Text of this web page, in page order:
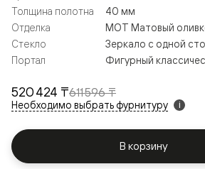
520 424 ₸611 596 ₸
Необходимо выбрать фурнитуру i
В корзину
Толщина полотна
40 мм
Отделка
МОТ Матовый
Стекло
Зеркало с одной
Портал
Фигурный